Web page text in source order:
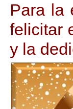
Para la
felicitar
y la